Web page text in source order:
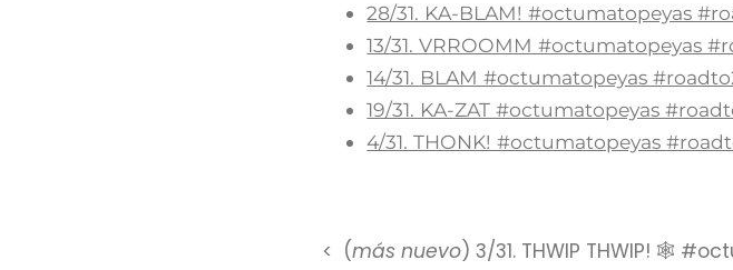
28/31. KA-BLAM! #octumatopeyas
13/31. VRROOMM #octumatopeyas
14/31. BLAM #octumatopeyas
19/31. KA-ZAT #octumatopeyas
4/31. THONK! #octumatopeyas
(más nuevo) 3/31. THWIP THWIP! 🕸